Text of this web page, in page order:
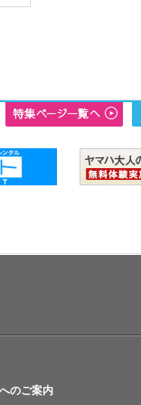
のご案内